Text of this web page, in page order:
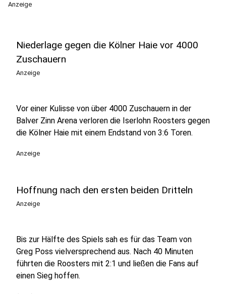
Anzeige
Niederlage gegen die Kölner Haie vor 4000
Zuschauern
Anzeige
Vor einer Kulisse von über 4000 Zuschauern in der
Balver Zinn Arena verloren die Iserlohn Roosters gegen
die Kölner Haie mit einem Endstand von 3:6 Toren.
Anzeige
Hoffnung nach den ersten beiden Dritteln
Anzeige
Bis zur Hälfte des Spiels sah es für das Team von
Greg Poss vielversprechend aus. Nach 40 Minuten
führten die Roosters mit 2:1 und ließen die Fans auf
einen Sieg hoffen.